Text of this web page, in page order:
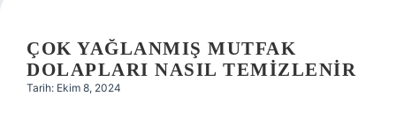
ÇOK YAĞLANMIŞ MUTFAK
DOLAPLARI NASIL TEMIZLENIR
Tarih: Ekim 8, 2024